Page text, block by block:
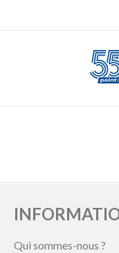
Qui sommes-nous ?